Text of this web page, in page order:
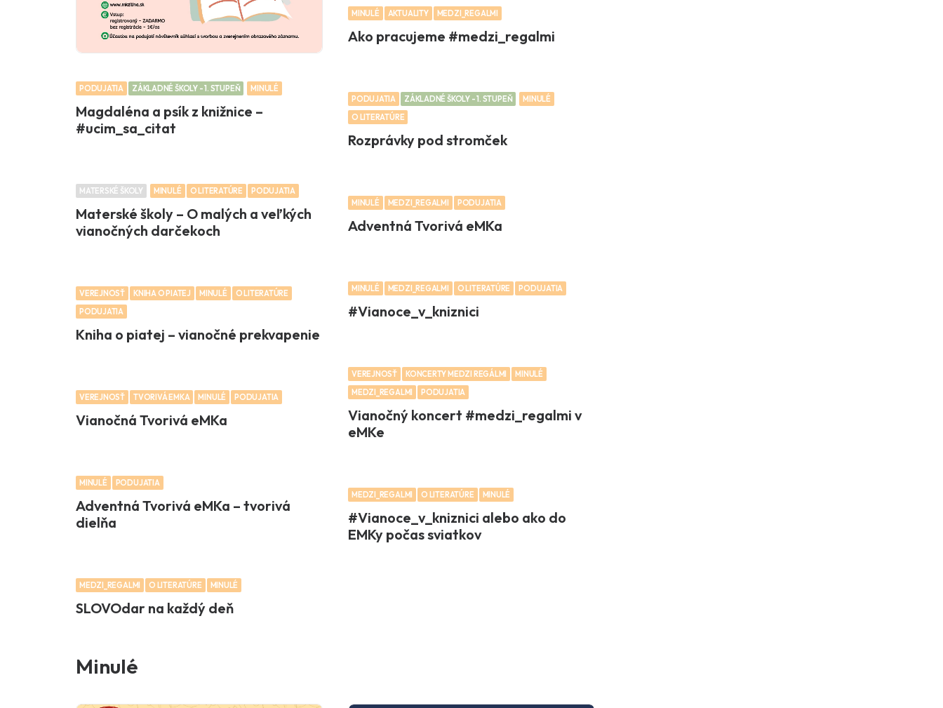
PODUJATIA ZÁKLADNÉ ŠKOLY - 1. STUPEŇ MINULÉ
Magdaléna a psík z knižnice –
#ucim_sa_citat
MINULÉ AKTUALITY MEDZI_REGALMI
Ako pracujeme #medzi_regalmi
PODUJATIA ZÁKLADNÉ ŠKOLY - 1. STUPEŇ
MINULÉ
O LITERATÚRE
Rozprávky pod stromček
MATERSKÉ ŠKOLY MINULÉ O LITERATÚRE PODUJATIA
Materské školy – O malých a veľkých
vianočných darčekoch
MINULÉ MEDZI_REGALMI PODUJATIA
Adventná Tvorivá eMKa
MINULÉ MEDZI_REGALMI O LITERATÚRE PODUJATIA
#Vianoce_v_kniznici
VEREJNOSŤ KNIHA O PIATEJ MINULÉ
O LITERATÚRE
PODUJATIA
Kniha o piatej – vianočné prekvapenie
VEREJNOSŤ KONCERTY MEDZI REGÁLMI
MINULÉ
MEDZI_REGALMI
PODUJATIA
Vianočný koncert #medzi_regalmi v
eMKe
VEREJNOSŤ TVORIVÁ EMKA MINULÉ PODUJATIA
Vianočná Tvorivá eMKa
MINULÉ PODUJATIA
Adventná Tvorivá eMKa – tvorivá
dielňa
MEDZI_REGALMI O LITERATÚRE MINULÉ
#Vianoce_v_kniznici alebo ako do
EMKy počas sviatkov
MEDZI_REGALMI O LITERATÚRE MINULÉ
SLOVOdar na každý deň
Minulé